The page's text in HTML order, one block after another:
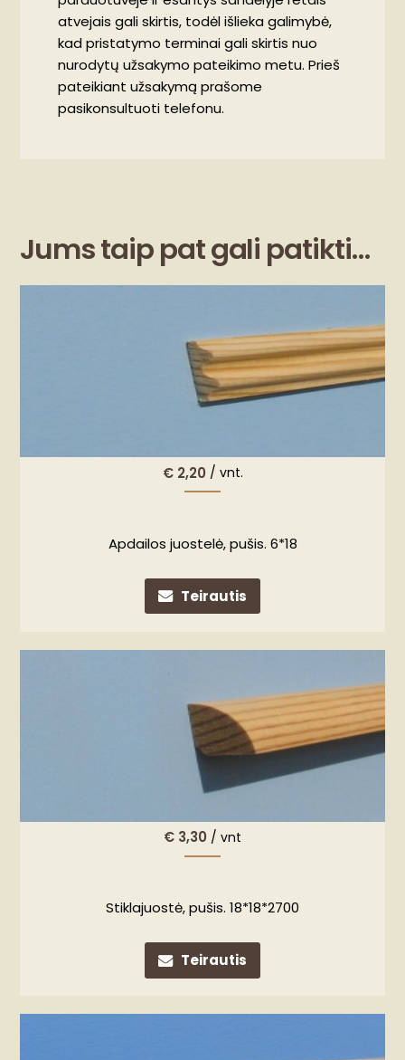
atvejais gali skirtis, todėl išlieka galimybė,
kad pristatymo terminai gali skirtis nuo
nurodytų užsakymo pateikimo metu. Prieš
pateikiant užsakymą prašome
pasikonsultuoti telefonu.
Jums taip pat gali patikti…
€2,20 / vnt.
Apdailos juostelė, pušis. 6*18
Teirautis
€ 3,30 / vnt
Stiklajuostė, pušis. 18*18*2700
Teirautis